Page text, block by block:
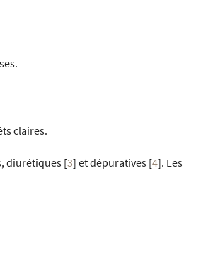
claires.
diurétiques [3] et dépuratives [4]. Les